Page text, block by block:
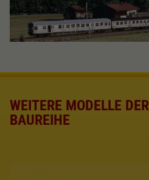
WEITERE MODELLE
BAUREIHE